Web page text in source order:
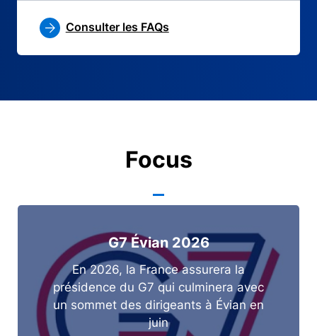
Consulter les FAQs
Focus
G7 Évian 2026
En 2026, la France assurera la
présidence du G7 qui culminera avec
un sommet des dirigeants à Évian en
juin